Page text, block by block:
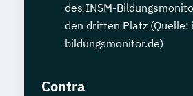
des INSM-
den dritten Platz (Quelle:
bildungsmonitor.de)
Contra